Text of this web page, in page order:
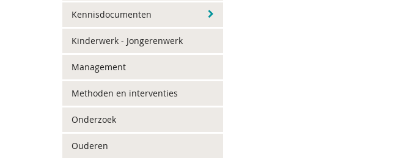
Kennisdocumenten
Kinderwerk - Jongerenwerk
Management
Methoden en interventies
Onderzoek
Ouderen